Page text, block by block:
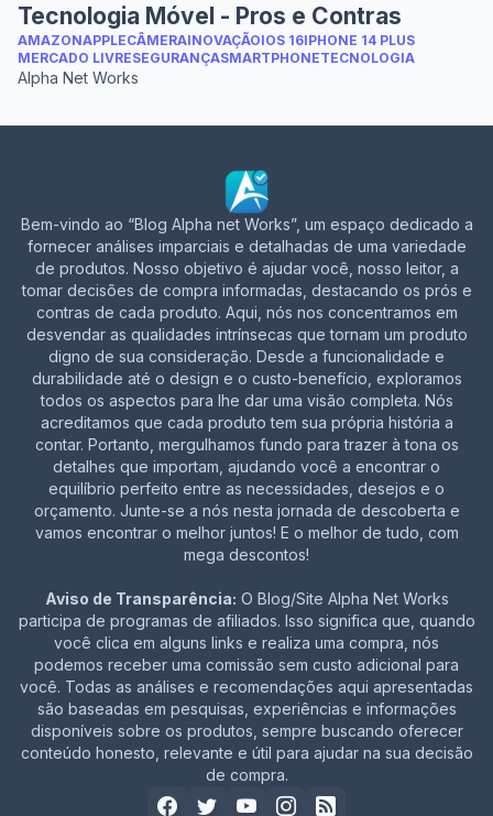
Tecnologia Móvel - Pros e Contras
AMAZONAPPLECÂMERAINOVAÇÃOIOS 16IPHONE 14 PLUS
MERCADO LIVRESEGURANÇASMARTPHONETECNOLOGIA
Alpha Net Works
Bem-vindo ao “Blog Alpha net Works”, um espaço dedicado a
fornecer análises imparciais e detalhadas de uma variedade
de produtos. Nosso objetivo é ajudar você, nosso leitor, a
tomar decisões de compra informadas, destacando os prós e
contras de cada produto. Aqui, nós nos concentramos em
desvendar as qualidades intrínsecas que tornam um produto
digno de sua consideração. Desde a funcionalidade e
durabilidade até o design e o custo-benefício, exploramos
todos os aspectos para lhe dar uma visão completa. Nós
acreditamos que cada produto tem sua própria história a
contar. Portanto, mergulhamos fundo para trazer à tona os
detalhes que importam, ajudando você a encontrar o
equilíbrio perfeito entre as necessidades, desejos e o
orçamento. Junte-se a nós nesta jornada de descoberta e
vamos encontrar o melhor juntos! E o melhor de tudo, com
mega descontos!
Aviso de Transparência: O Blog/Site Alpha Net Works
participa de programas de afiliados. Isso significa que, quando
você clica em alguns links e realiza uma compra, nós
podemos receber uma comissão sem custo adicional para
você. Todas as análises e recomendações aqui apresentadas
são baseadas em pesquisas, experiências e informações
disponíveis sobre os produtos, sempre buscando oferecer
conteúdo honesto, relevante e útil para ajudar na sua decisão
de compra.